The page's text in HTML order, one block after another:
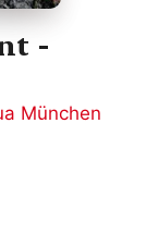
-
München